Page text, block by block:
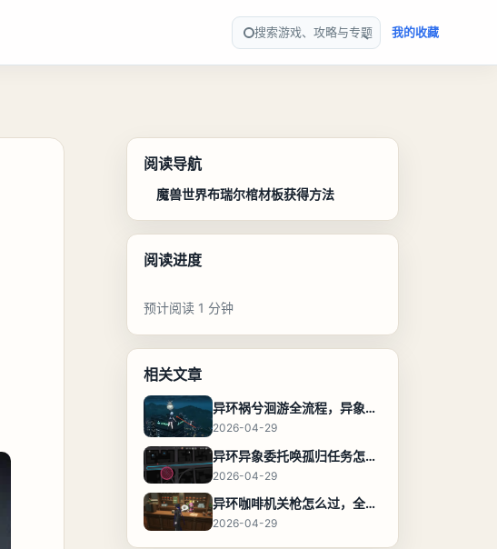
搜索游戏、攻略与专题 我的收藏
阅读导航
魔兽世界布瑞尔棺材板获得方法
阅读进度
预计阅读 1 分钟
相关文章
异环祸兮洄游全流程，异象委托任务通关攻略
2026-04-29
异环异象委托唤孤归任务怎么完成，流程步骤与位置攻略
2026-04-29
异环咖啡机关枪怎么过，全流程通关攻略
2026-04-29